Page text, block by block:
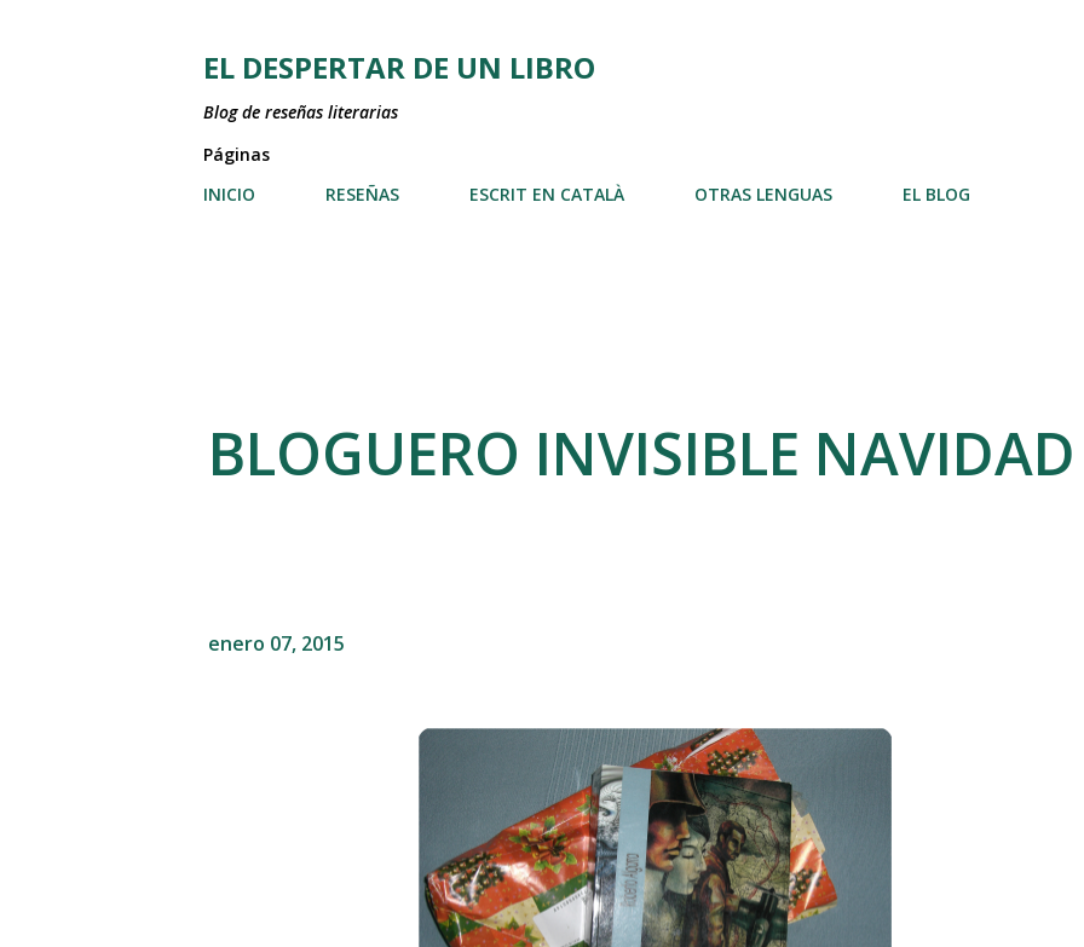
EL DESPERTAR DE UN LIBRO
Blog de reseñas literarias
Páginas
INICIO
RESEÑAS ESCRIT EN CATALÀ OTRAS LENGUAS EL BLOG
BLOGUERO INVISIBLE
enero 07, 2015